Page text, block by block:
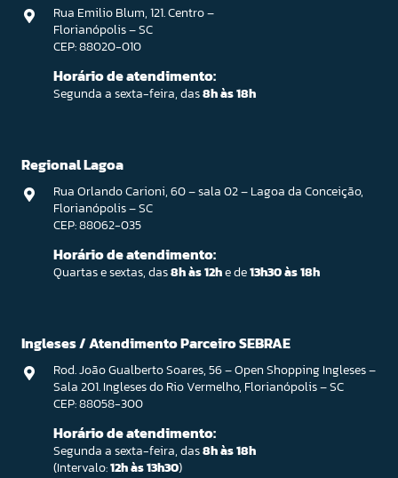
Rua Emilio Blum, 121. Centro –
Florianópolis – SC
CEP: 88020-010
Horário de atendimento:
Segunda a sexta-feira, das8h às 18h
Regional Lagoa
Rua Orlando Carioni, 60 – sala 02 – Lagoa da Conceição,
Florianópolis – SC
CEP: 88062-035
Horário de atendimento:
Quartas e sextas, das8h às 12he de13h30 às 18h
Ingleses / Atendimento Parceiro SEBRAE
Rod. João Gualberto Soares, 56 – Open Shopping Ingleses –
Sala 201. Ingleses do Rio Vermelho, Florianópolis – SC
CEP: 88058-300
Horário de atendimento:
Segunda a sexta-feira, das8h às 18h
(Intervalo:12h às 13h30)